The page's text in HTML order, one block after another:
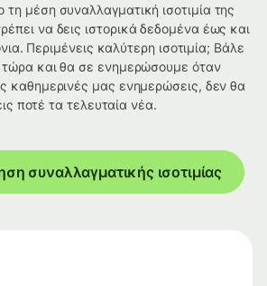
τη μέση συναλλαγματική ισοτιμία της
να δεις ιστορικά δεδομένα έως και
Περιμένεις καλύτερη ισοτιμία; Βάλε
τώρα και θα σε ενημερώσουμε όταν
καθημερινές μας ενημερώσεις, δεν θα
ποτέ τα τελευταία νέα.
συναλλαγματικής ισοτιμίας